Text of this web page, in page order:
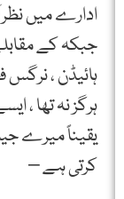
ادارے میں
جبکہ کے
ہائیڈن ، نرگس
ہرگز نہ تھا ،
یقیناً میرے
کرتی ہے –